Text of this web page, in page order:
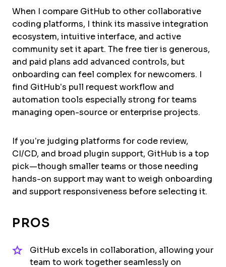
When I compare GitHub to other collaborative
coding platforms, I think its massive integration
ecosystem, intuitive interface, and active
community set it apart. The free tier is generous,
and paid plans add advanced controls, but
onboarding can feel complex for newcomers. I
find GitHub’s pull request workflow and
automation tools especially strong for teams
managing open-source or enterprise projects.
If you’re judging platforms for code review,
CI/CD, and broad plugin support, GitHub is a top
pick—though smaller teams or those needing
hands-on support may want to weigh onboarding
and support responsiveness before selecting it.
PROS
GitHub excels in collaboration, allowing your
team to work together seamlessly on